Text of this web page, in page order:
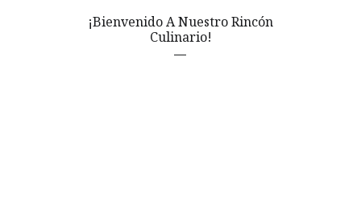
¡Bienvenido A Nuestro Rincón
Culinario!